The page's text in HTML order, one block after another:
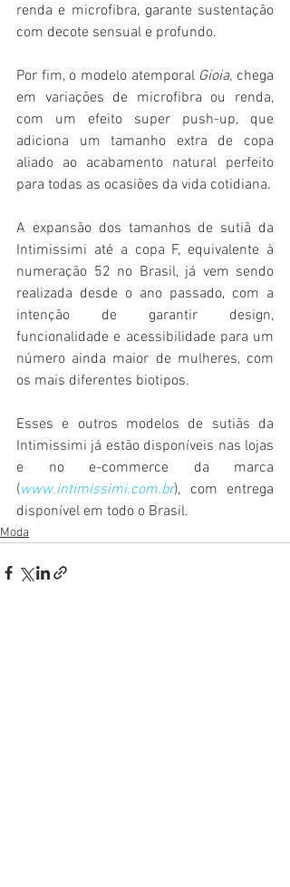
renda e microfibra, garante sustentação
com decote sensual e profundo.
Por fim, o modelo atemporal Gioia, chega
em variações de microfibra ou renda,
com um efeito super push-up, que
adiciona um tamanho extra de copa
aliado ao acabamento natural perfeito
para todas as ocasiões da vida cotidiana.
A expansão dos tamanhos de sutiã da
Intimissimi até a copa F, equivalente à
numeração 52 no Brasil, já vem sendo
realizada desde o ano passado, com a
intenção de garantir design,
funcionalidade e acessibilidade para um
número ainda maior de mulheres, com
os mais diferentes biotipos.
Esses e outros modelos de sutiãs da
Intimissimi já estão disponíveis nas lojas
e no e-commerce da marca
(www.intimissimi.com.br), com entrega
disponível em todo o Brasil.
Moda